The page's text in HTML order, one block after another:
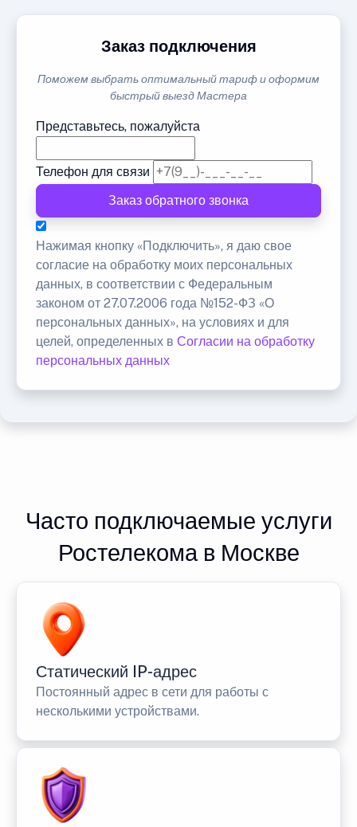
Заказ подключения
Поможем выбрать оптимальный тариф и оформим
быстрый выезд Мастера
Представьтесь, пожалуйста
Телефон для связи
Заказ обратного звонка
Нажимая кнопку «Подключить», я даю свое
согласие на обработку моих персональных
данных, в соответствии с Федеральным
законом от 27.07.2006 года №152-ФЗ «О
персональных данных», на условиях и для
целей, определенных в Согласии на обработку
персональных данных
Часто подключаемые услуги
Ростелекома в Москве
Статический IP-адрес
Постоянный адрес в сети для работы с
несколькими устройствами.